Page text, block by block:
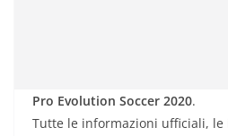
Pro Evolution Soccer 2020.
Tutte le informazioni ufficiali, le